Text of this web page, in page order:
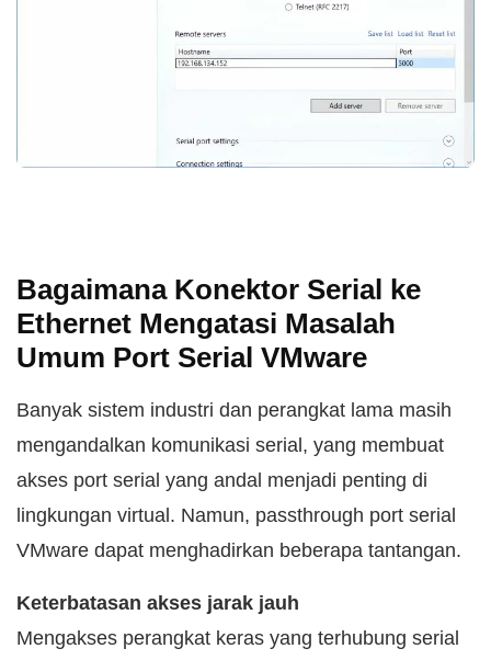
Bagaimana Konektor Serial ke
Ethernet Mengatasi Masalah
Umum Port Serial VMware
Banyak sistem industri dan perangkat lama masih
mengandalkan komunikasi serial, yang membuat
akses port serial yang andal menjadi penting di
lingkungan virtual. Namun, passthrough port serial
VMware dapat menghadirkan beberapa tantangan.
Keterbatasan akses jarak jauh
Mengakses perangkat keras yang terhubung serial